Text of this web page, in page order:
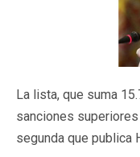
La lista, que suma
sanciones
segunda que publica